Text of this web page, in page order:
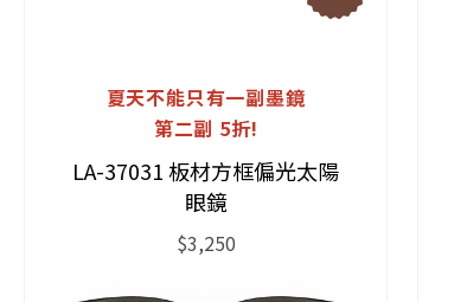
夏天不能只有一副墨鏡
第二副 5折!
LA-37031 板材方框偏光太陽
眼鏡
$3,250